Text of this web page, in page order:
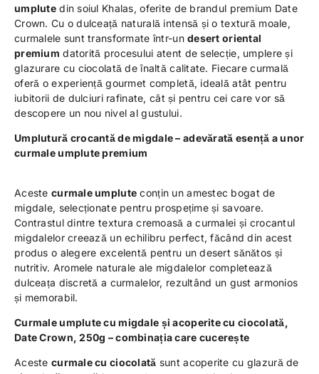
umplutedin soiul Khalas, oferite de brandul premium Date
Crown. Cu o dulceață naturală intensă și o textură moale,
curmalele sunt transformate într-undesert oriental
premium datorită procesului atent de selecție, umplere și
glazurare cu ciocolată de înaltă calitate. Fiecare curmală
oferă o experiență gourmet completă, ideală atât pentru
iubitorii de dulciuri rafinate, cât și pentru cei care vor să
descopere un nou nivel al gustului.
Umplutură crocantă de migdale – adevărată esență a unor
curmale umplute premium
Aceste curmale umplute conțin un amestec bogat de
migdale, selecționate pentru prospețime și savoare.
Contrastul dintre textura cremoasă a curmalei și crocantul
migdalelor creează un echilibru perfect, făcând din acest
produs o alegere excelentă pentru un desert sănătos și
nutritiv. Aromele naturale ale migdalelor completează
dulceața discretă a curmalelor, rezultând un gust armonios
și memorabil.
Curmale umplute cu migdale și acoperite cu ciocolată,
Date Crown, 250g – combinația care cucerește
Aceste curmale cu ciocolată sunt acoperite cu glazură de